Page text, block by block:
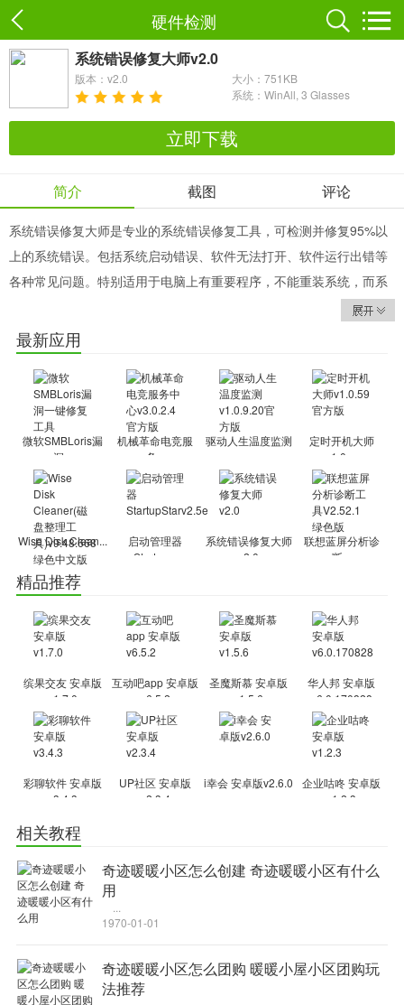
硬件检测
系统错误修复大师v2.0
版本：v2.0
大小：751KB
系统：WinAll, 3 Glasses
立即下载
简介 截图 评论
系统错误修复大师是专业的系统错误修复工具，可检测并修复95%以
上的系统错误。包括系统启动错误、软件无法打开、软件运行出错等
各种常见问题。特别适用于电脑上有重要程序，不能重装系统，而系
使用方法
一、系统错误修复大师可检测多达16个系统类别、上千种项目的问
题，如下图：
二、如果检测到错误，只需轻点一个按钮，错误即可瞬间修复、问题
即可得到解决，如下图：
最新应用
微软SMBLoris漏
洞...
机械革命电竞服
务...
驱动人生温度监测
定时开机大师
v1.0....
Wise Disk Clean...
启动管理器
Startup...
系统错误修复大师
v2.0
联想蓝屏分析诊
断...
精品推荐
缤果交友 安卓版
v1.7.0
互动吧app 安卓版
v6.5.2
圣魔斯慕 安卓版
v1.5.6
华人邦 安卓版
v6.0.170828
彩聊软件 安卓版
v3.4.3
UP社区 安卓版
v2.3.4
i幸会 安卓版v2.6.0
企业咕咚 安卓版
v1.2.3
相关教程
奇迹暖暖小区怎么创建 奇迹暖暖小区有什么
用
1970-01-01
奇迹暖暖小区怎么团购 暖暖小屋小区团购玩
法推荐